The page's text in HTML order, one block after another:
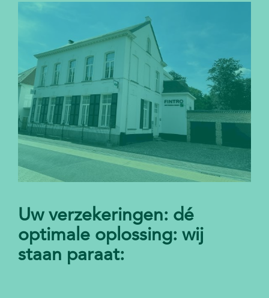
Uw verzekeringen: dé
optimale oplossing: wij
staan paraat: